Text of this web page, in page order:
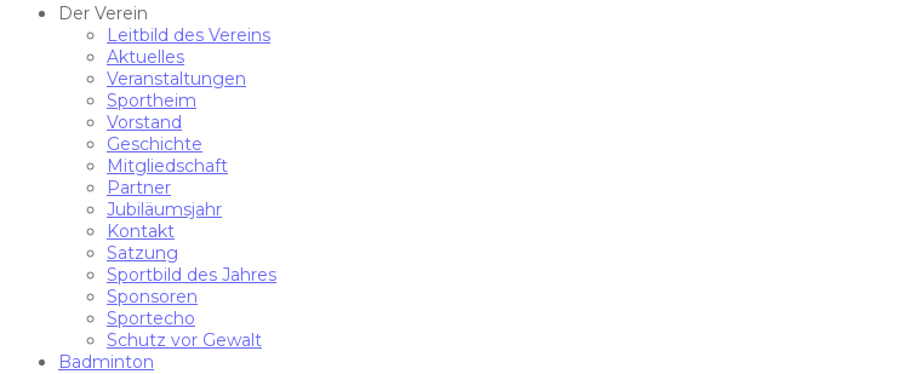
Der Verein
Leitbild des Vereins
Aktuelles
Veranstaltungen
Sportheim
Vorstand
Geschichte
Mitgliedschaft
Partner
Jubiläumsjahr
Kontakt
Satzung
Sportbild des Jahres
Sponsoren
Sportecho
Schutz vor Gewalt
Badminton